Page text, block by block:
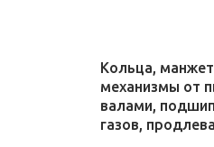
Кольца,
механизмы от
валами,
газов,